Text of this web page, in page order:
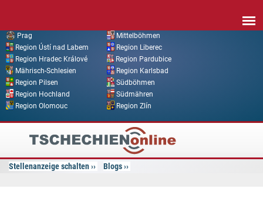
Prag
Mittelböhmen
Region Ústí nad Labem
Region Liberec
Region Hradec Králové
Region Pardubice
Mährisch-Schlesien
Region Karlsbad
Region Pilsen
Südböhmen
Region Hochland
Südmähren
Region Olomouc
Region Zlín
Tschechien
Online
Stellenanzeige schalten Blogs